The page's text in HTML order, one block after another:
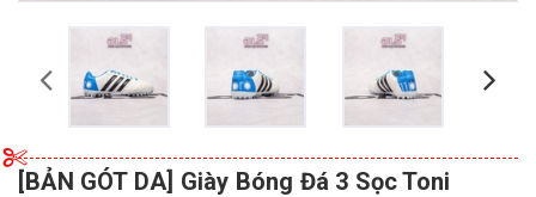
[BẢN GÓT DA] Giày Bóng Đá 3 Sọc Toni